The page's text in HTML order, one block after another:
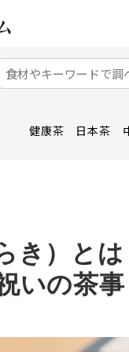
健康茶 日本茶
き）と
いの茶事